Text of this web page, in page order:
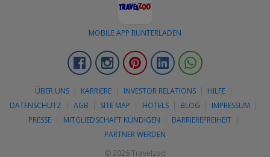
MOBILE APP RUNTERLADEN
FacebookInstagramPinterestLinkedIn
ÜBER UNS KARRIERE INVESTOR RELATIONS
HILFE
DATENSCHUTZ
AGB SITE MAP HOTELS BLOG
IMPRESSUM
PRESSE
MITGLIEDSCHAFT KÜNDIGEN
BARRIEREFREIHEIT
PARTNER WERDEN
© 2026 Travelzoo